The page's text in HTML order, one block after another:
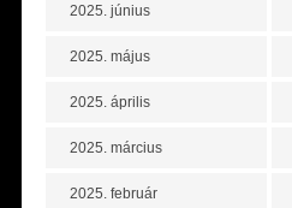
2025. június
2025. május
2025. április
2025. március
2025. február